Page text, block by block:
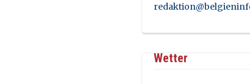
Wetter